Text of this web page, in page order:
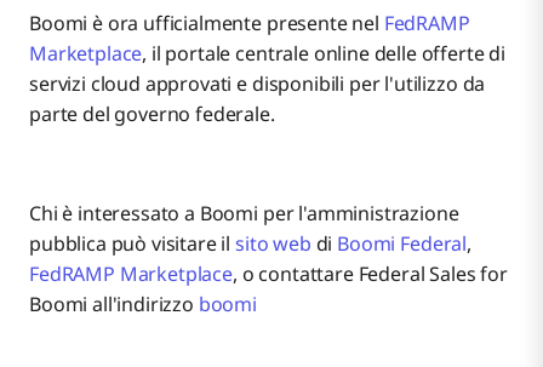
Boomi è ora ufficialmente presente nel FedRAMP
Marketplace, il portale centrale online delle offerte di
servizi cloud approvati e disponibili per l'utilizzo da
parte del governo federale.
Chi è interessato a Boomi per l'amministrazione
pubblica può visitare il sito web di Boomi Federal,
FedRAMP Marketplace, o contattare Federal Sales for
Boomi all'indirizzo boomi